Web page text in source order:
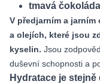
tmavá
V předjarním a
a olejích, které jsou
kyselin. Jsou
duševní schopnosti a
Hydratace je